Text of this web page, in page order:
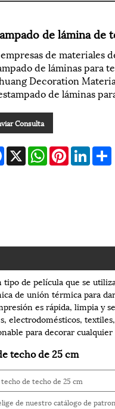
de lámina de
de materiales
de láminas para
Decoration
de láminas
Consulta
Facebook
X WhatsAppPinterest
de película que se
de unión térmica para
es rápida, limpia y
electrodomésticos,
para decorar
techo de 25 cm
de techo de 25 cm
de nuestro catálogo de